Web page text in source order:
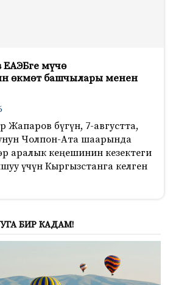
мүчө
өкмөт башчылары менен
Жапаров бүгүн, 7-августта,
Чолпон-Ата шаарында
аралык кеңешинин кезектеги
үчүн Кыргызстанга келген
БИР КАДАМ!